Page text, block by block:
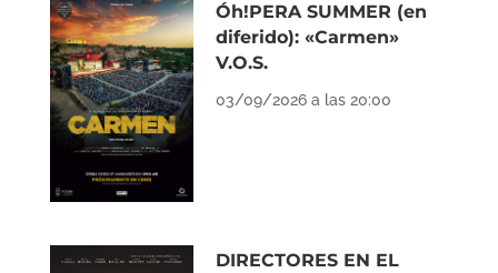
Óh!PERA SUMMER (en
diferido): «Carmen»
V.O.S.
03/09/2026 a las 20:00
DIRECTORES EN EL